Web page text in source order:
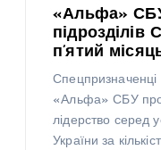
«Альфа»
підрозділів
п’ятий
«Альфа» СБУ
лідерство серед
України за